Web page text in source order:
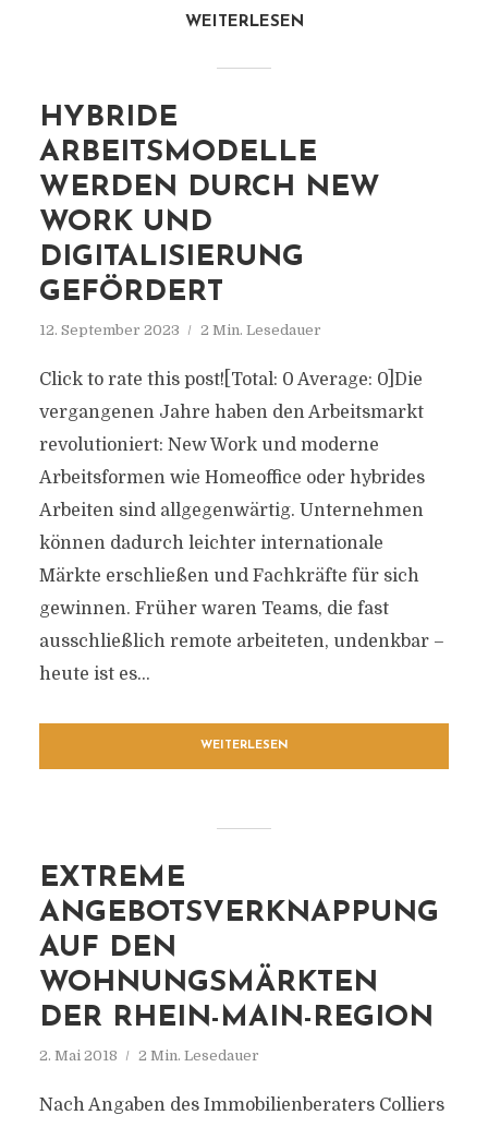
WEITERLESEN
HYBRIDE
ARBEITSMODELLE
WERDEN DURCH NEW
WORK UND
DIGITALISIERUNG
GEFÖRDERT
12. September 2023 2 Min. Lesedauer
Click to rate this post![Total: 0 Average: 0]Die
vergangenen Jahre haben den Arbeitsmarkt
revolutioniert: New Work und moderne
Arbeitsformen wie Homeoffice oder hybrides
Arbeiten sind allgegenwärtig. Unternehmen
können dadurch leichter internationale
Märkte erschließen und Fachkräfte für sich
gewinnen. Früher waren Teams, die fast
ausschließlich remote arbeiteten, undenkbar –
heute ist es...
WEITERLESEN
EXTREME
ANGEBOTSVERKNAPPUNG
AUF DEN
WOHNUNGSMÄRKTEN
DER RHEIN-MAIN-REGION
2. Mai 2018 2 Min. Lesedauer
Nach Angaben des Immobilienberaters Colliers